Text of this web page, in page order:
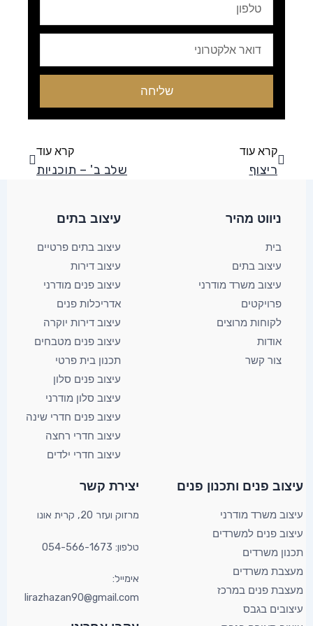
שליחה
קרא עוד
ריצוף
קרא עוד
שלב ב' – תוכניות
ניווט מהיר
בית
עיצוב בתים
עיצוב משרד מודרני
פרויקטים
לקוחות מרוצים
אודות
צור קשר
עיצוב בתים​
עיצוב בתים פרטיים
עיצוב דירות
עיצוב פנים מודרני
אדריכלות פנים
עיצוב דירות יוקרה
עיצוב פנים מטבחים
תכנון בית פרטי
עיצוב פנים סלון
עיצוב סלון מודרני
עיצוב פנים חדרי שינה
עיצוב חדרי רחצה
עיצוב חדרי ילדים
עיצוב פנים ותכנון פנים​
עיצוב משרד מודרני
עיצוב פנים למשרדים
תכנון משרדים
מעצבת משרדים
מעצבת פנים במרכז
עיצובים בגבס
יצירת קשר​
מרזוק ועזר 20, קרית אונו​
טלפון: 054-566-1673
אימייל:
lirazhazan90@gmail.com
Facebook
X
YouTube